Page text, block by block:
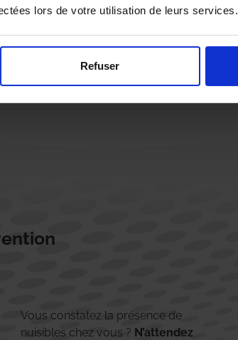
lors de votre utilisation de leurs services.
Refuser
Vous constatez la présence de
nuisibles chez vous ? N’attendez